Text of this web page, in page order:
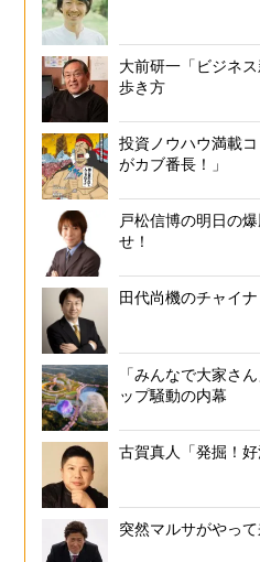
大前研一「ビジネ
歩き方
投資ノウハウ満載
がカブ番長！」
戸松信博の明日の
せ！
田代尚機のチャイ
「みんなで大家さ
ップ騒動の内幕
古賀真人「発掘！好
突然マルサがやって